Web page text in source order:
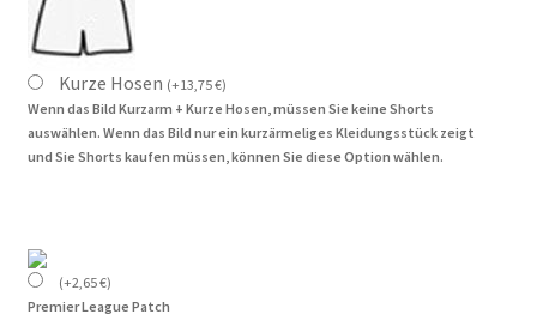
Kurze Hosen (+13,75€)
Wenn das Bild Kurzarm + Kurze Hosen, müssen Sie keine Shorts
auswählen. Wenn das Bild nur ein kurzärmeliges Kleidungsstück zeigt
und Sie Shorts kaufen müssen, können Sie diese Option wählen.
(+2,65€)
Premier League Patch